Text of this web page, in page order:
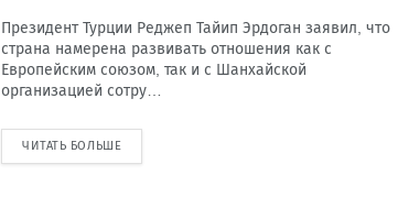
Президент Турции Реджеп Тайип Эрдоган заявил, что
страна намерена развивать отношения как с
Европейским союзом, так и с Шанхайской
организацией сотру…
ЧИТАТЬ БОЛЬШЕ